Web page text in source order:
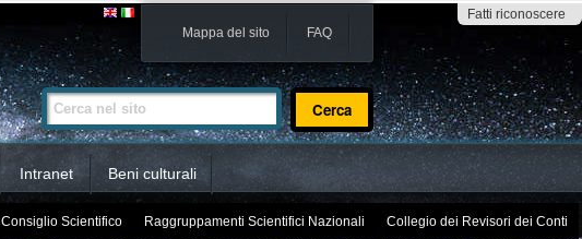
Fatti riconoscere
Mappa del sito FAQ
Cerca nel sito
Ricerca
avanzata…
Intranet Beni culturali
Consiglio Scientifico Raggruppamenti Scientifici Nazionali Collegio dei Revisori dei Conti